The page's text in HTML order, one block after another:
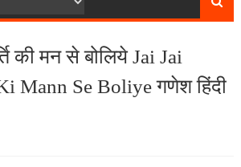
की मन से बोलिये Jai Jai
Mann Se Boliye गणेश हिंदी